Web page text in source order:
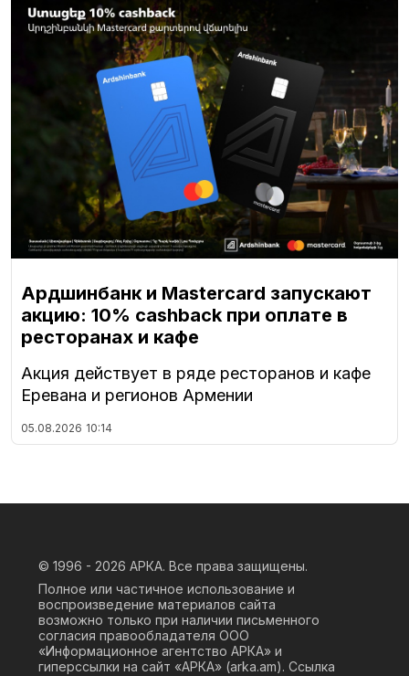
Ардшинбанк и Mastercard запускают
акцию: 10% cashback при оплате в
ресторанах и кафе
Акция действует в ряде ресторанов и кафе
Еревана и регионов Армении
05.08.2026 10:14
© 1996 - 2026 АРКА. Все права защищены.
Полное или частичное использование и
воспроизведение материалов сайта
возможно только при наличии письменного
согласия правообладателя ООО
«Информационное агентство АРКА» и
гиперссылки на сайт «АРКА» (arka.am). Ссылка